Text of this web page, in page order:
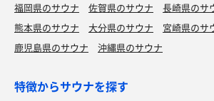
福岡県のサウナ 佐賀県のサウナ
長崎県のサ
熊本県のサウナ
大分県のサウナ
宮崎県のサ
鹿児島県のサウナ
沖縄県のサウナ
特徴からサウナを探す